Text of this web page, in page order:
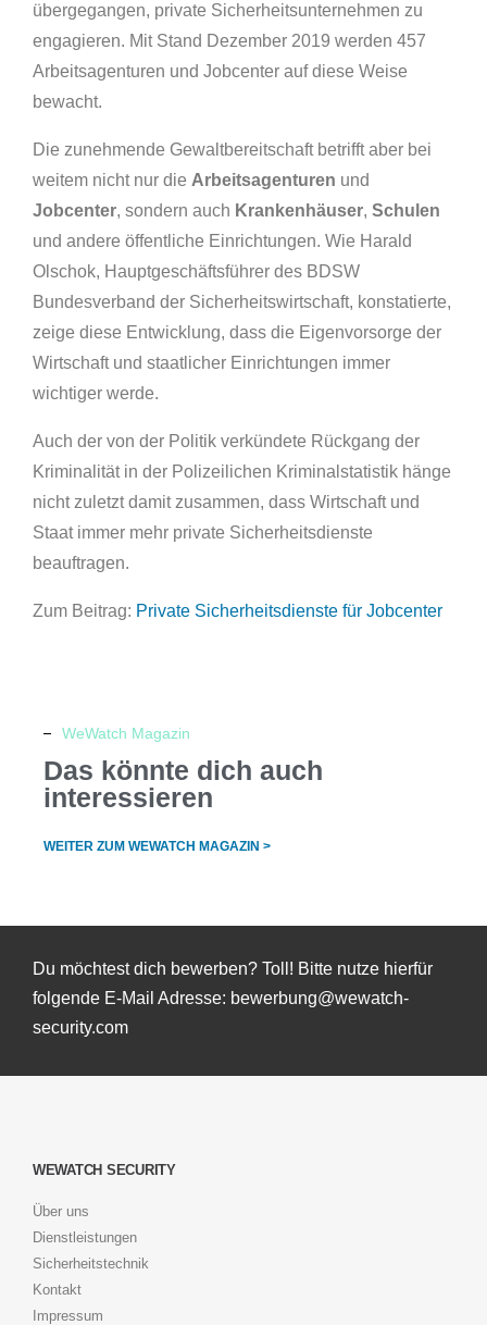
übergegangen, private Sicherheitsunternehmen zu
engagieren. Mit Stand Dezember 2019 werden 457
Arbeitsagenturen und Jobcenter auf diese Weise
bewacht.
Die zunehmende Gewaltbereitschaft betrifft aber bei
weitem nicht nur die Arbeitsagenturen und
Jobcenter, sondern auch Krankenhäuser, Schulen
und andere öffentliche Einrichtungen. Wie Harald
Olschok, Hauptgeschäftsführer des BDSW
Bundesverband der Sicherheitswirtschaft, konstatierte,
zeige diese Entwicklung, dass die Eigenvorsorge der
Wirtschaft und staatlicher Einrichtungen immer
wichtiger werde.
Auch der von der Politik verkündete Rückgang der
Kriminalität in der Polizeilichen Kriminalstatistik hänge
nicht zuletzt damit zusammen, dass Wirtschaft und
Staat immer mehr private Sicherheitsdienste
beauftragen.
Zum Beitrag: Private Sicherheitsdienste für Jobcenter
WeWatch Magazin
Das könnte dich auch
interessieren
WEITER ZUM WEWATCH MAGAZIN >
Du möchtest dich bewerben? Toll! Bitte nutze hierfür
folgende E-Mail Adresse: bewerbung@wewatch-
security.com
WEWATCH SECURITY
Über uns
Dienstleistungen
Sicherheitstechnik
Kontakt
Impressum